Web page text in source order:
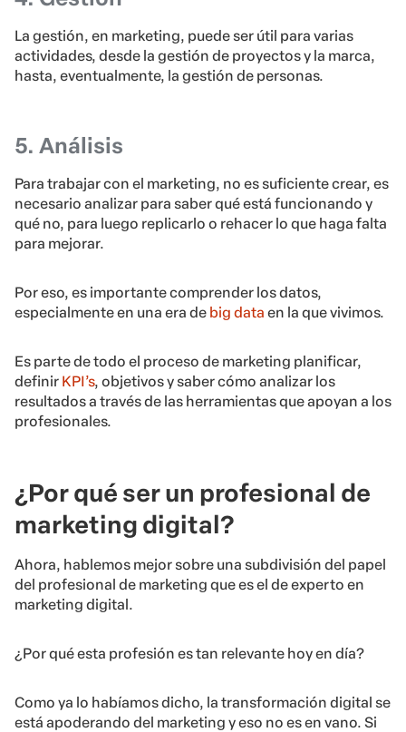
La gestión, en marketing, puede ser útil para varias
actividades, desde la gestión de proyectos y la marca,
hasta, eventualmente, la gestión de personas.
5. Análisis
Para trabajar con el marketing, no es suficiente crear, es
necesario analizar para saber qué está funcionando y
qué no, para luego replicarlo o rehacer lo que haga falta
para mejorar.
Por eso, es importante comprender los datos,
especialmente en una era de big data en la que vivimos.
Es parte de todo el proceso de marketing planificar,
definir KPI’s, objetivos y saber cómo analizar los
resultados a través de las herramientas que apoyan a los
profesionales.
¿Por qué ser un profesional de
marketing digital?
Ahora, hablemos mejor sobre una subdivisión del papel
del profesional de marketing que es el de experto en
marketing digital.
¿Por qué esta profesión es tan relevante hoy en día?
Como ya lo habíamos dicho, la transformación digital se
está apoderando del marketing y eso no es en vano. Si